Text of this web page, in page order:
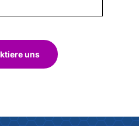
uns